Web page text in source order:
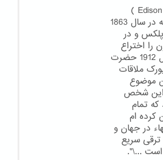
توماس ادیسون ( Edison )
مخترع آمریکائی که در سال 1863
و در
را اختراع
نموده است در سال 1912 حضرت
ملاقات
موضوع
این شخص
که تمام
کرده ام
در جهان و
سریع
است ...\".